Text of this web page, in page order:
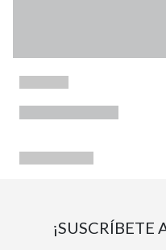
¡SUSCRÍBETE